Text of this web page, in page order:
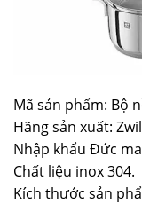
Mã sản phẩm: Bộ
Hãng sản xuất:
Nhập khẩu Đức
Chất liệu inox 304.
Kích thước sản